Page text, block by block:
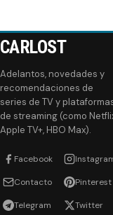
CARLOST
Adelantos, novedades y
recomendaciones de
series de TV y
de streaming (como
Apple TV+, HBO Max).
Facebook
Contacto Pinterest
Telegram Twitter